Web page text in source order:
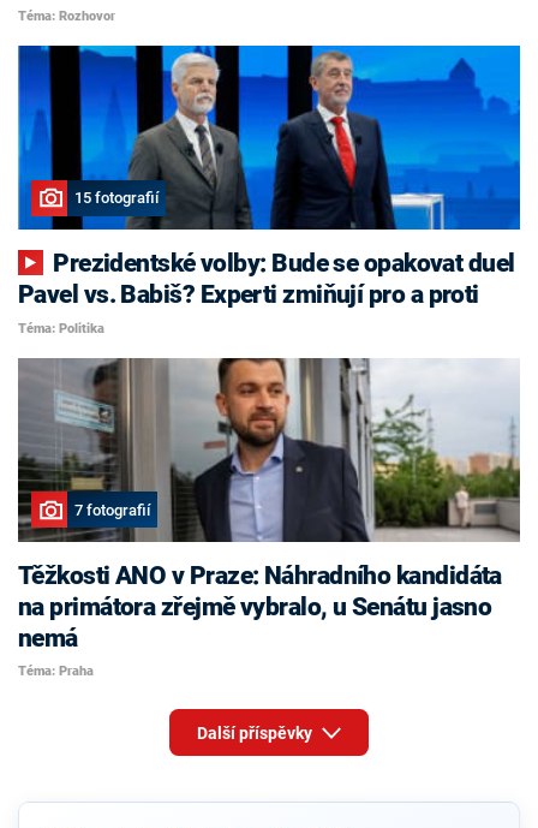
Téma: Rozhovor
15 fotografií
Pavel vs. Babiš? Experti zmiňují pro a proti
Téma: Politika
7 fotografií
Těžkosti ANO v Praze: Náhradního kandidáta
na primátora zřejmě vybralo, u Senátu jasno
nemá
Téma: Praha
Další příspěvky